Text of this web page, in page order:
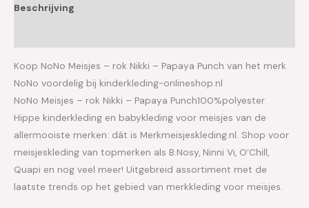
Beschrijving
Koop NoNo Meisjes – rok Nikki – Papaya Punch van het merk
NoNo voordelig bij kinderkleding-onlineshop.nl
NoNo Meisjes – rok Nikki – Papaya Punch100%polyester
Hippe kinderkleding en babykleding voor meisjes van de
allermooiste merken: dát is Merkmeisjeskleding.nl. Shop voor
meisjeskleding van topmerken als B.Nosy, Ninni Vi, O’Chill,
Quapi en nog veel meer! Uitgebreid assortiment met de
laatste trends op het gebied van merkkleding voor meisjes.